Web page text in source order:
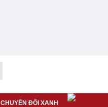
CHUYỂN ĐỔI XANH